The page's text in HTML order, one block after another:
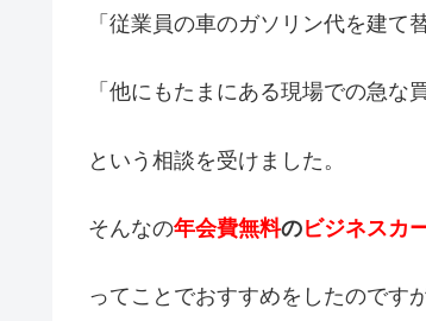
「従業員の車のガソリン代を建て
「他にもたまにある現場での急な
という相談を受けました。
そんなの年会費無料のビジネスカ
ってことでおすすめをしたのです